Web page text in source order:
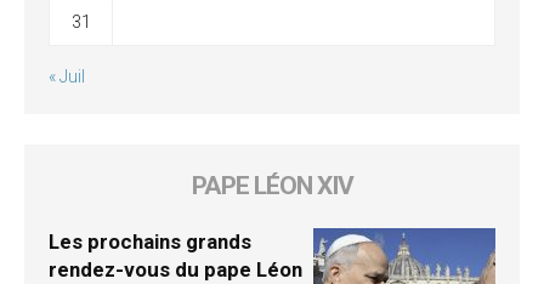
31
« Juil
PAPE LÉON XIV
Les prochains grands
rendez-vous du pape Léon